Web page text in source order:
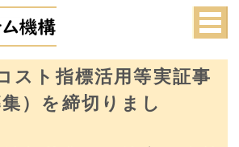
スト指標活用等実証事
）を締切りまし
。